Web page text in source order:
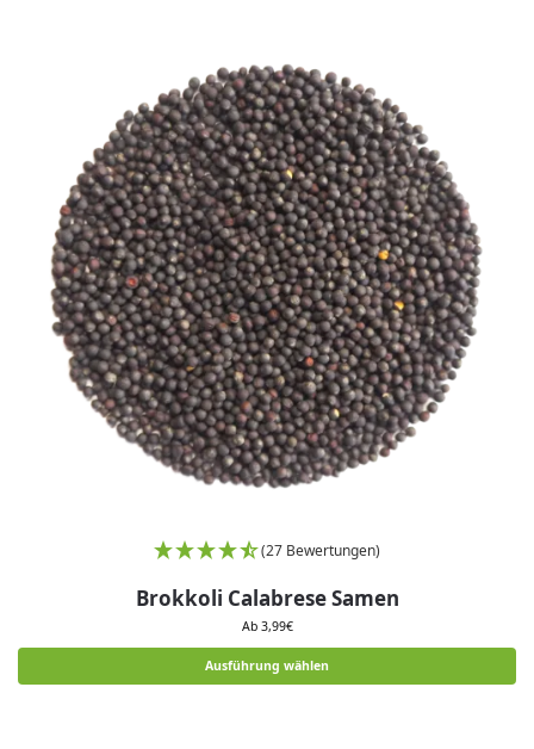
(27 Bewertungen)
Brokkoli Calabrese Samen
Ab 3,99€
Ausführung wählen